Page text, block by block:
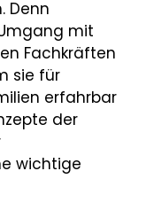
Denn
mit
Fachkräften
sie für
erfahrbar
der
wichtige